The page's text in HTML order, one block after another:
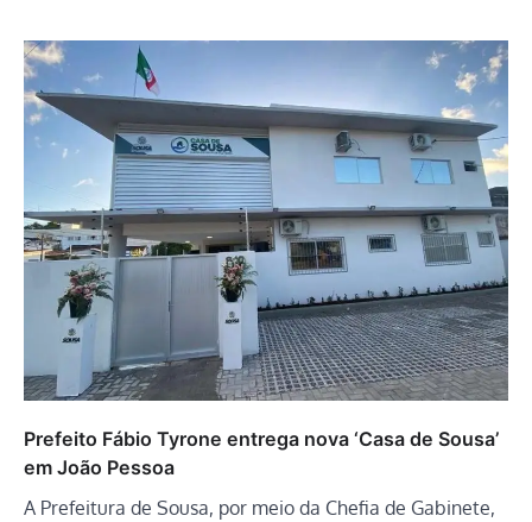
Prefeito Fábio Tyrone entrega nova ‘Casa de Sousa’
em João Pessoa
A Prefeitura de Sousa, por meio da Chefia de Gabinete,